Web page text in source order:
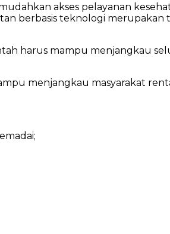
akses pelayanan
berbasis teknologi merupakan
harus mampu menjangkau
menjangkau masyarakat